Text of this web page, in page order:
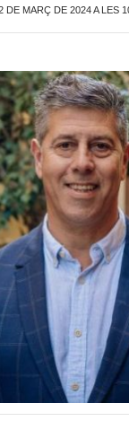
DE MARÇ DE 2024 A LES